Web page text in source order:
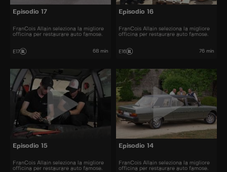
Episodio 17
FranCois Allain seleziona la migliore
officina per restaurare auto famose.
E17 68 min
Episodio 16
FranCois Allain seleziona la migliore
officina per restaurare auto famose.
E16 76 min
Episodio 15
FranCois Allain seleziona la migliore
officina per restaurare auto famose.
Episodio 14
FranCois Allain seleziona la migliore
officina per restaurare auto famose.